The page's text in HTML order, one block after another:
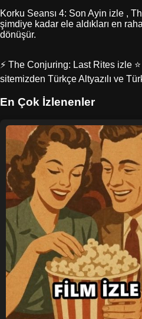
Korku Seansı 4: Son Ayin izle ,
şimdiye kadar ele aldıkları en
dönüşür.
⚡ The Conjuring: Last Rites izle
sitemizden Türkçe Altyazılı ve
En Çok İzlenenler